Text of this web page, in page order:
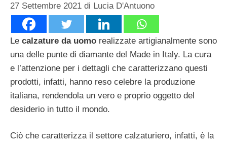
27 Settembre 2021 di Lucia D'Antuono
Le calzature da uomo realizzate artigianalmente sono
una delle punte di diamante del Made in Italy. La cura
e l’attenzione per i dettagli che caratterizzano questi
prodotti, infatti, hanno reso celebre la produzione
italiana, rendendola un vero e proprio oggetto del
desiderio in tutto il mondo.
Ciò che caratterizza il settore calzaturiero, infatti, è la